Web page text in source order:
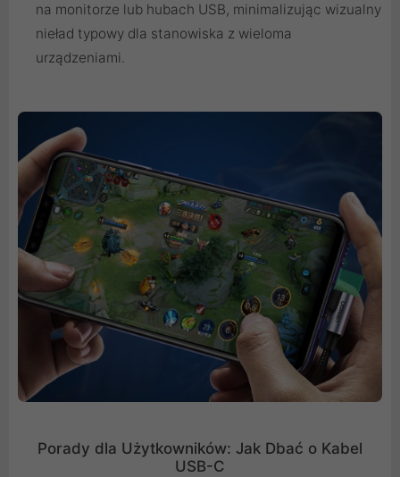
na monitorze lub hubach USB, minimalizując wizualny
nieład typowy dla stanowiska z wieloma
urządzeniami.
Porady dla Użytkowników: Jak Dbać o Kabel
USB-C